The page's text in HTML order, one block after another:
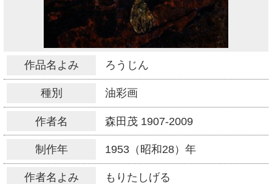
作品名よみ ろうじん
種別 油彩画
作者名 森田茂 1907-2009
制作年 1953（昭和28）年
作者名よみ もりたしげる